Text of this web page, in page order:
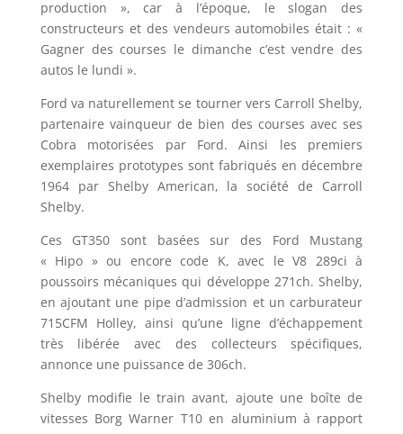
production », car à l’époque, le slogan des
constructeurs et des vendeurs automobiles était : «
Gagner des courses le dimanche c’est vendre des
autos le lundi ».
Ford va naturellement se tourner vers Carroll Shelby,
partenaire vainqueur de bien des courses avec ses
Cobra motorisées par Ford. Ainsi les premiers
exemplaires prototypes sont fabriqués en décembre
1964 par Shelby American, la société de Carroll
Shelby.
Ces GT350 sont basées sur des Ford Mustang
« Hipo » ou encore code K, avec le V8 289ci à
poussoirs mécaniques qui développe 271ch. Shelby,
en ajoutant une pipe d’admission et un carburateur
715CFM Holley, ainsi qu’une ligne d’échappement
très libérée avec des collecteurs spécifiques,
annonce une puissance de 306ch.
Shelby modifie le train avant, ajoute une boîte de
vitesses Borg Warner T10 en aluminium à rapport